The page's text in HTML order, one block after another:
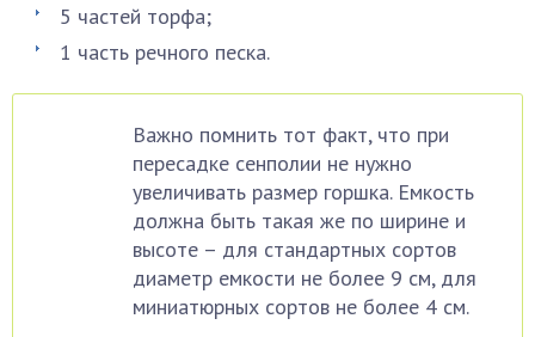
5 частей торфа;
1 часть речного песка.
Важно помнить тот факт, что при
пересадке сенполии не нужно
увеличивать размер горшка. Емкость
должна быть такая же по ширине и
высоте – для стандартных сортов
диаметр емкости не более 9 см, для
миниатюрных сортов не более 4 см.